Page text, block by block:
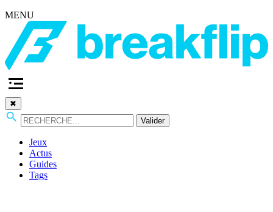
MENU
✖
Valider
Jeux
Actus
Guides
Tags